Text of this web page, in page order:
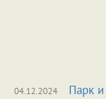
04.12.2024 Парк